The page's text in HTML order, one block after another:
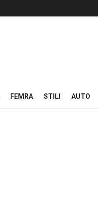
FEMRA STILI AUTO